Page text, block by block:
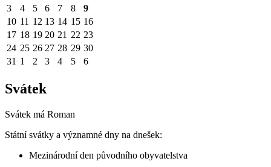
3
4 5 6 7 8
9
10 11 12 13 14 15 16
17 18 19 20 21 22 23
24 25 26 27 28 29 30
31 1 2 3 4 5 6
Svátek
Svátek má Roman
Státní svátky a významné dny na dnešek:
Mezinárodní den původního obyvatelstva